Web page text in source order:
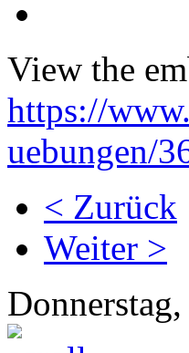
View the
https://
uebungen/
< Zurück
Weiter >